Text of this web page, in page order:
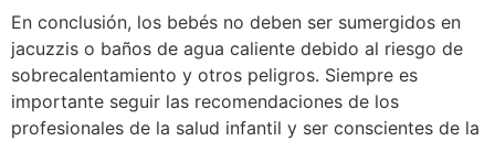
En conclusión, los bebés no deben ser sumergidos en
jacuzzis o baños de agua caliente debido al riesgo de
sobrecalentamiento y otros peligros. Siempre es
importante seguir las recomendaciones de los
profesionales de la salud infantil y ser conscientes de la